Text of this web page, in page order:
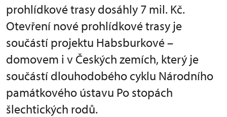
prohlídkové trasy dosáhly 7 mil. Kč.
Otevření nové prohlídkové trasy je
součástí projektu Habsburkové –
domovem i v Českých zemích, který je
součástí dlouhodobého cyklu Národního
památkového ústavu Po stopách
šlechtických rodů.